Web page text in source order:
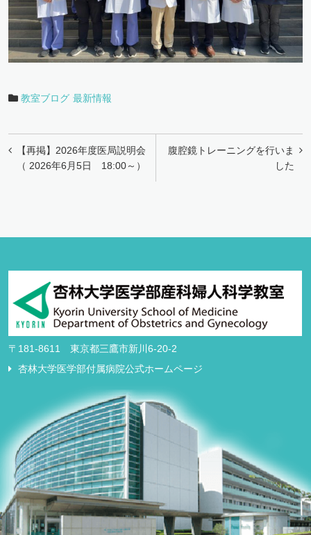
教室ブログ 最新情報
投
ゲ
ョ
ン
腹腔鏡トレーニングを行いま
した
【再掲】2026年度医局説明会
（ 2026年6月5日 18:00～）
〒181-8611 東京都三鷹市新川6-20-2
杏林大学医学部付属病院公式ホームページ